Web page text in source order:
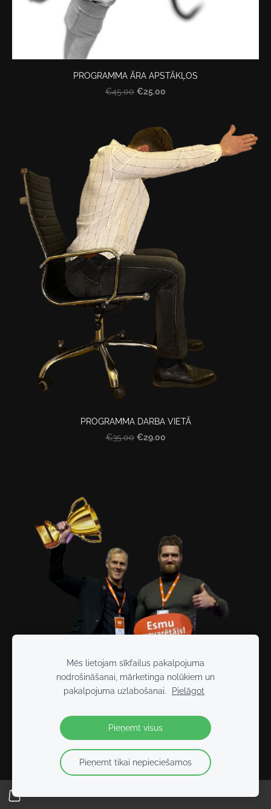
PROGRAMMA ĀRA APSTĀKĻOS
€45.00 €25.00
PROGRAMMA DARBA VIETĀ
€35.00 €29.00
Mēs lietojam sīkfailus pakalpojuma
nodrošināšanai, mārketinga nolūkiem un
pakalpojuma uzlabošanai.
Pielāgot
Pieņemt visus
Pieņemt tikai nepieciešamos